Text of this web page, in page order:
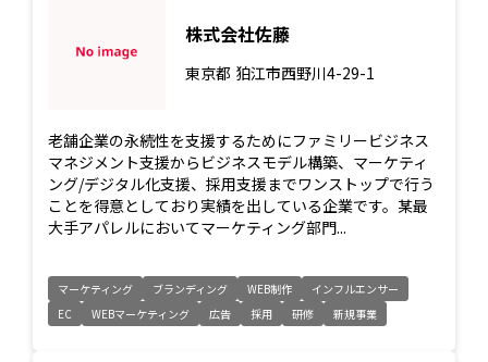
株式会社佐藤
東京都 狛江市西野川4-29-1
老舗企業の永続性を支援するためにファミリービジネス
マネジメント支援からビジネスモデル構築、マーケティ
ング/デジタル化支援、採用支援までワンストップで行う
ことを得意としており実績を出している企業です。某最
大手アパレルにおいてマーケティング部門...
マーケティング ブランディング WEB制作
インフルエンサー
EC
WEBマーケティング 広告 採用 研修 新規事業